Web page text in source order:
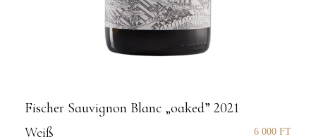
Fischer Sauvignon Blanc „oaked” 2021
Weiß
6 000 FT